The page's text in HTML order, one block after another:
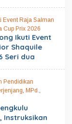
Event Raja Salman
Cup Prix 2026
Ikuti Event
Shaquile
Seri dua
Pendidikan
, MPd.,
Instruksikan